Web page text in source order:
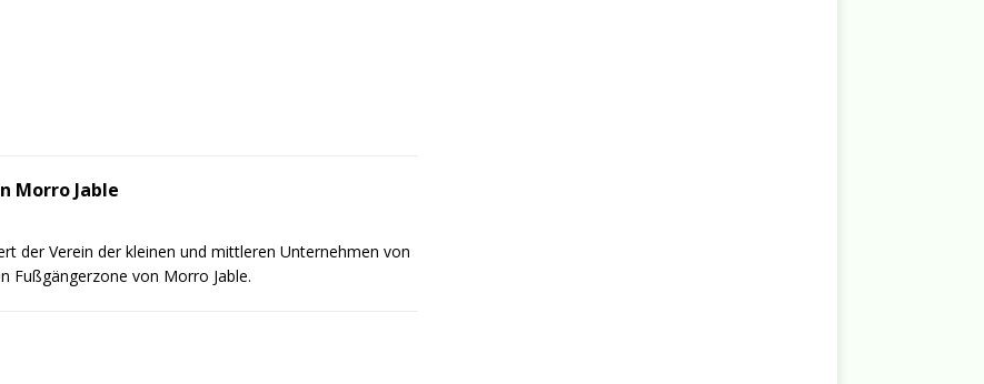
Morro Jable
der Verein der kleinen und mittleren Unternehmen von
Fußgängerzone von Morro Jable.